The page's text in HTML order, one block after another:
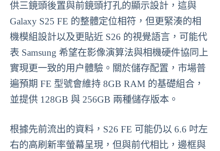
供三鏡頭後置與前鏡頭打孔的顯示設計，這與
Galaxy S25 FE 的整體定位相符，但更緊湊的相
機模組設計以及更貼近 S26 的視覺語言，可能代
表 Samsung 希望在影像演算法與相機硬件協同上
實現更一致的用户體驗。關於儲存配置，市場普
遍預期 FE 型號會維持 8GB RAM 的基礎組合，
並提供 128GB 與 256GB 兩種儲存版本。
根據先前流出的資料，S26 FE 可能仍以 6.6 吋左
右的高刷新率螢幕呈現，但與前代相比，邊框與